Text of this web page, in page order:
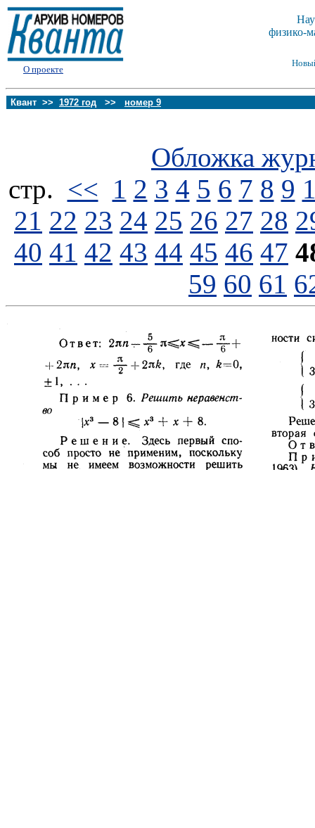
О проекте
физико-
Квант >> 1972 год >> номер 9
Обложка
стp. << 1 2 3 4 5 6 7 8 9
21 22 23 24 25 26 27 28
40 41 42 43 44 45 46 47
59 60 61